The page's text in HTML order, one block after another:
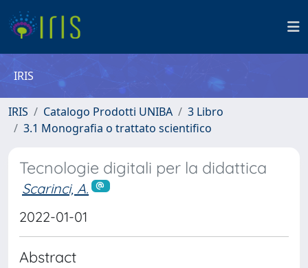
IRIS
IRIS Catalogo Prodotti UNIBA
3 Libro
3.1 Monografia o trattato scientifico
Tecnologie digitali per la didattica
Scarinci, A.
2022-01-01
Abstract